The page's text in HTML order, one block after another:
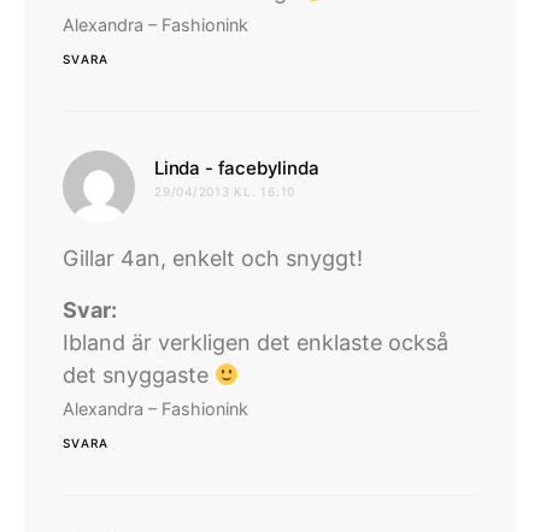
Alexandra – Fashionink
SVARA
Linda - facebylinda
29/04/2013 KL. 16:10
Gillar 4an, enkelt och snyggt!
Svar:
Ibland är verkligen det enklaste också
det snyggaste
Alexandra – Fashionink
SVARA